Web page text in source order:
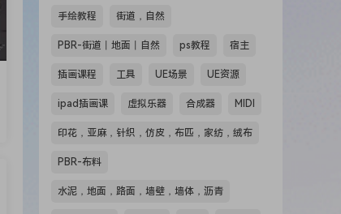
手绘教程 街道，自然
PBR-街道丨地面丨自然 ps教程 宿主
插画课程 工具 UE场景 UE资源
ipad插画课 虚拟乐器 合成器 MIDI
印花，亚麻，针织，仿皮，布匹，家纺，绒布
PBR-布料
水泥，地面，路面，墙壁，墙体，沥青